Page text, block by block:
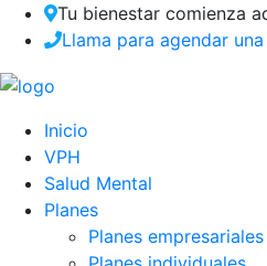
Tu bienestar comienza
Llama para agendar
Inicio
VPH
Salud Mental
Planes
Planes empresariales